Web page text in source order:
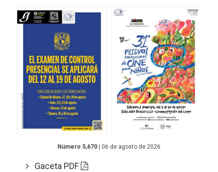
Número 5,670 | 06 de agosto de 2026
Gaceta PDF